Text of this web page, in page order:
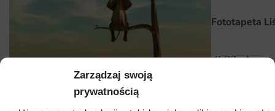
Zarządzaj swoją
prywatnością
doświadczenia mogą samodzielnie zrealizować to zadanie.
Wystarczy kilka prostych kroków, aby cieszyć się nową
Dlaczego warto wybrać tę fototapetę
Unikalny wzór, który przyciąga wzrok i nadaje charakter
Fototapeta Słoń Obserwator
Fototapeta
41.93zł